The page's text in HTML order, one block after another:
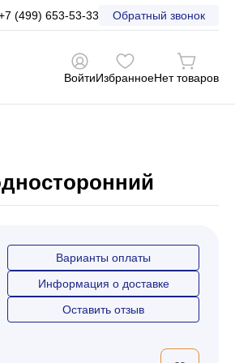
(499) 653-53-33 Обратный звонок
ВойтиИзбранноеНет товаров
Варианты оплаты
Информация о доставке
Оставить отзыв